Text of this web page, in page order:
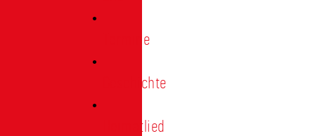
Termine
Geschichte
Heimatlied